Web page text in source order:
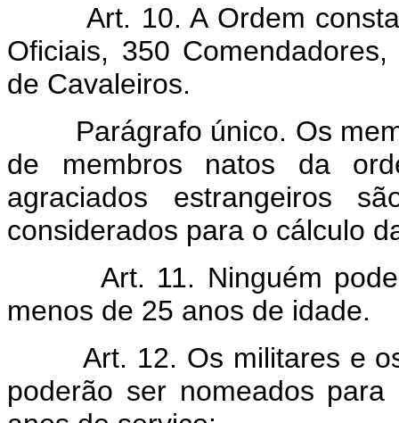
Art. 10. A Ordem
Oficiais, 350
de Cavaleiros.
Parágrafo único. Os
de membros natos da
agraciados estrangeiros
considerados para o cálculo
Art. 11. Ninguém
menos de 25 anos de idade.
Art. 12. Os militares e os
poderão ser nomeados